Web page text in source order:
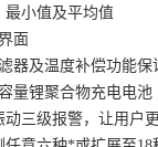
小值及平均值
面
器及温度补偿功能保
量锂聚合物充电电池
动三级报警，让用户